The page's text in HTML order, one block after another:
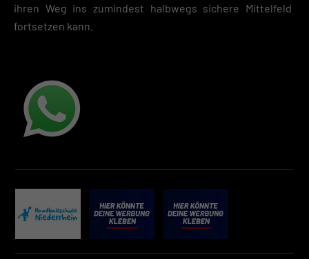
ihren Weg ins zumindest halbwegs sichere Mittelfeld
fortsetzen kann.